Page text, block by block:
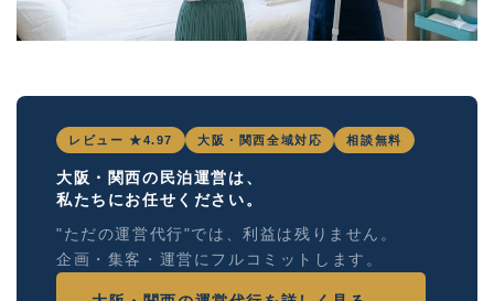
レビュー ★4.97 大阪・関西全域対応 相談無料
大阪・関西の民泊運営は、
私たちにお任せください。
"ただの運営代行"では、利益は残りません。
企画・集客・運営にフルコミットします。